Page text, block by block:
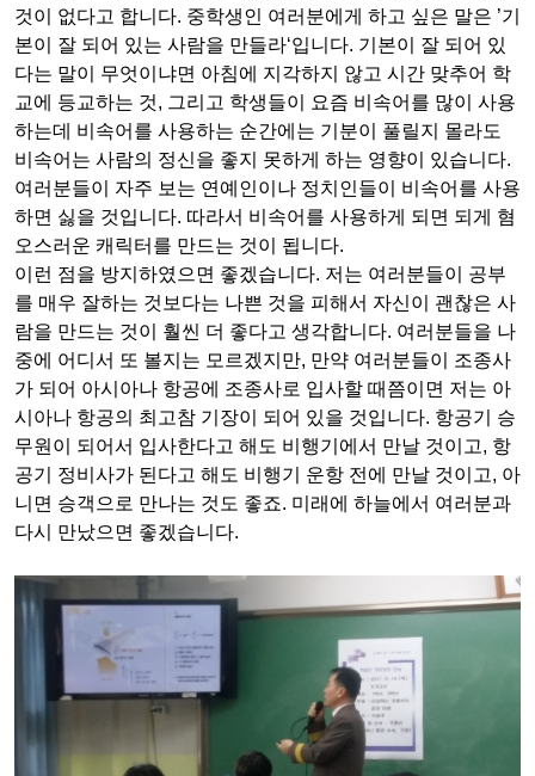
것이 없다고 합니다. 중학생인 여러분에게 하고 싶은 말은 ’기
본이 잘 되어 있는 사람을 만들라‘입니다. 기본이 잘 되어 있
다는 말이 무엇이냐면 아침에 지각하지 않고 시간 맞추어 학
교에 등교하는 것, 그리고 학생들이 요즘 비속어를 많이 사용
하는데 비속어를 사용하는 순간에는 기분이 풀릴지 몰라도
비속어는 사람의 정신을 좋지 못하게 하는 영향이 있습니다.
여러분들이 자주 보는 연예인이나 정치인들이 비속어를 사용
하면 싫을 것입니다. 따라서 비속어를 사용하게 되면 되게 혐
오스러운 캐릭터를 만드는 것이 됩니다.
이런 점을 방지하였으면 좋겠습니다. 저는 여러분들이 공부
를 매우 잘하는 것보다는 나쁜 것을 피해서 자신이 괜찮은 사
람을 만드는 것이 훨씬 더 좋다고 생각합니다. 여러분들을 나
중에 어디서 또 볼지는 모르겠지만, 만약 여러분들이 조종사
가 되어 아시아나 항공에 조종사로 입사할 때쯤이면 저는 아
시아나 항공의 최고참 기장이 되어 있을 것입니다. 항공기 승
무원이 되어서 입사한다고 해도 비행기에서 만날 것이고, 항
공기 정비사가 된다고 해도 비행기 운항 전에 만날 것이고, 아
니면 승객으로 만나는 것도 좋죠. 미래에 하늘에서 여러분과
다시 만났으면 좋겠습니다.